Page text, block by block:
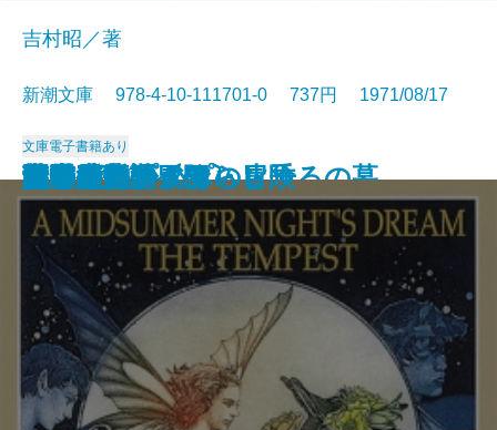
アメリカひじき・火垂るの墓
国盗り物語〔三〕
国盗り物語〔四〕
悪霊〔下〕
悪霊〔上〕
国盗り物語〔一〕
国盗り物語〔二〕
黒い画集
日常生活の冒険
戦艦武蔵
吉村昭／著
新潮文庫 978-4-10-111701-0 737円 1971/08/17
文庫電子書籍あり
夏の夜の夢・あらし
青の時代
日本三文オペラ
青春の蹉跌
ボッコちゃん
点と線
城
眼の壁
船乗りクプクプの冒険
荒野のおおかみ